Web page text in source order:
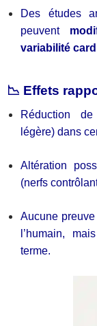
Des études
peuvent
variabilité
📉 Effets
Réduction
légère) dans
Altération
(nerfs
Aucune
l’humain,
terme.